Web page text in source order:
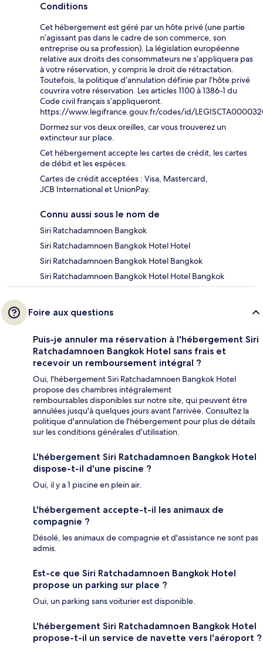
Conditions
Cet hébergement est géré par un hôte privé (une partie
n’agissant pas dans le cadre de son commerce, son
entreprise ou sa profession). La législation européenne
relative aux droits des consommateurs ne s’appliquera pas
à votre réservation, y compris le droit de rétractation.
Toutefois, la politique d’annulation définie par l’hôte privé
couvrira votre réservation. Les articles 1100 à 1386-1 du
Code civil français s’appliqueront.
https://www.legifrance.gouv.fr/codes/id/
Dormez sur vos deux oreilles, car vous trouverez un
extincteur sur place.
Cet hébergement accepte les cartes de crédit, les cartes
de débit et les espèces.
Cartes de crédit acceptées : Visa, Mastercard,
JCB International et UnionPay.
Connu aussi sous le nom de
Siri Ratchadamnoen Bangkok
Siri Ratchadamnoen Bangkok Hotel Hotel
Siri Ratchadamnoen Bangkok Hotel Bangkok
Siri Ratchadamnoen Bangkok Hotel Hotel Bangkok
Foire aux questions
Puis-je annuler ma réservation à l'hébergement Siri
Ratchadamnoen Bangkok Hotel sans frais et
recevoir un remboursement intégral ?
Oui, l'hébergement Siri Ratchadamnoen Bangkok Hotel
propose des chambres intégralement
remboursables disponibles sur notre site, qui peuvent être
annulées jusqu'à quelques jours avant l'arrivée. Consultez la
politique d'annulation de l'hébergement pour plus de détails
sur les conditions générales d'utilisation.
L'hébergement Siri Ratchadamnoen Bangkok Hotel
dispose-t-il d'une piscine ?
Oui, il y a 1 piscine en plein air.
L'hébergement accepte-t-il les animaux de
compagnie ?
Désolé, les animaux de compagnie et d'assistance ne sont pas
admis.
Est-ce que Siri Ratchadamnoen Bangkok Hotel
propose un parking sur place ?
Oui, un parking sans voiturier est disponible.
L'hébergement Siri Ratchadamnoen Bangkok Hotel
propose-t-il un service de navette vers l'aéroport ?